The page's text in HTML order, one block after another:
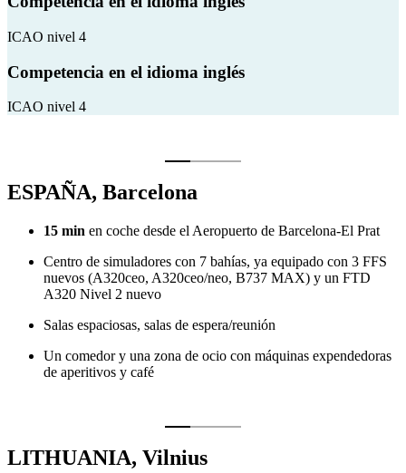
ICAO nivel 4
Competencia en el idioma inglés
ICAO nivel 4
ESPAÑA, Barcelona
15 min en coche desde el Aeropuerto de Barcelona-El Prat
Centro de simuladores con 7 bahías, ya equipado con 3 FFS
nuevos (A320ceo, A320ceo/neo, B737 MAX) y un FTD
A320 Nivel 2 nuevo
Salas espaciosas, salas de espera/reunión
Un comedor y una zona de ocio con máquinas expendedoras
de aperitivos y café
LITHUANIA, Vilnius